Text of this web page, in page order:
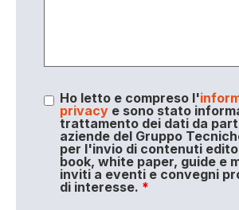
Ho letto e compreso l'
privacye sono stato
trattamento dei dati da
aziende del Gruppo
per l'invio di contenuti
book, white paper, guide e
inviti a eventi e convegni
di interesse. *